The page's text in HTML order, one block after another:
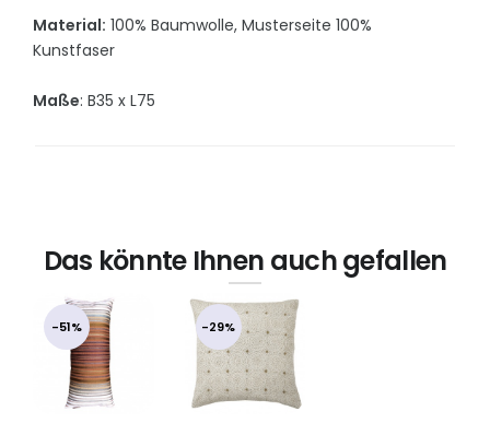
Material: 100% Baumwolle, Musterseite 100%
Kunstfaser
Maße: B35 x L75
Das könnte Ihnen auch gefallen
-51% -29%